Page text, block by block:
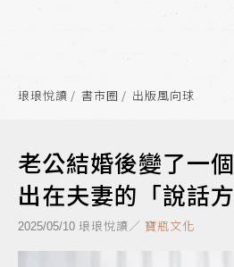
琅琅悅讀 書市圈 出版風向球
老公結婚後變了一
出在夫妻的「說話方
2025/05/10 琅琅悅讀／ 寶瓶文化